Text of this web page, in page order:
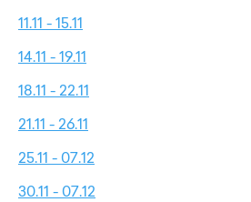
11.11 - 15.11
14.11 - 19.11
18.11 - 22.11
21.11 - 26.11
25.11 - 07.12
30.11 - 07.12